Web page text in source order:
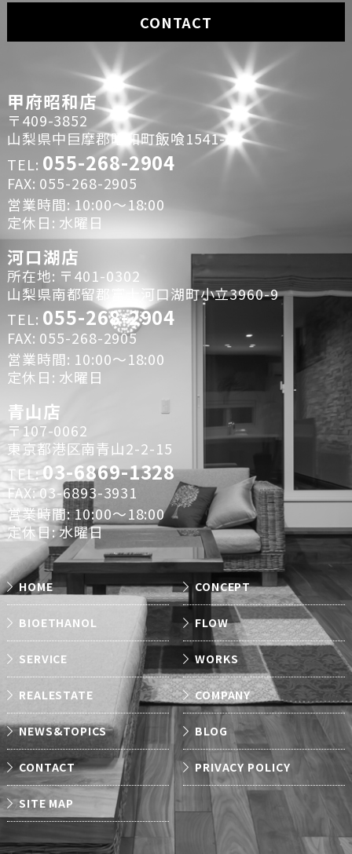
CONTACT
甲府昭和店
〒409-3852
山梨県中巨摩郡昭和町飯喰1541-1
TEL: 055-268-2904
FAX: 055-268-2905
営業時間: 10:00～18:00
定休日: 水曜日
河口湖店
所在地: 〒401-0302
山梨県南都留郡富士河口湖町小立3960-9
TEL: 055-268-2904
FAX: 055-268-2905
営業時間: 10:00～18:00
定休日: 水曜日
青山店
〒107-0062
東京都港区南青山2-2-15
TEL:03-6869-1328
FAX: 03-6893-3931
営業時間: 10:00～18:00
定休日: 水曜日
HOME CONCEPT
BIOETHANOL FLOW
SERVICE WORKS
REALESTATE COMPANY
NEWS&TOPICS BLOG
CONTACT PRIVACY POLICY
SITE MAP